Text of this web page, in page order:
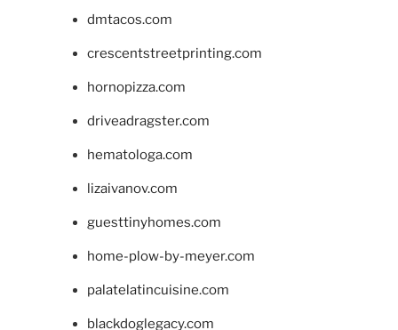
dmtacos.com
crescentstreetprinting.com
hornopizza.com
driveadragster.com
hematologa.com
lizaivanov.com
guesttinyhomes.com
home-plow-by-meyer.com
palatelatincuisine.com
blackdoglegacy.com